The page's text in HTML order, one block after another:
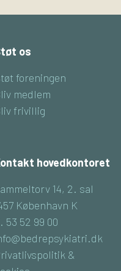
os
foreningen
medlem
frivillig
hovedkontoret
14, 2. sal
København K
53 52 99 00
&